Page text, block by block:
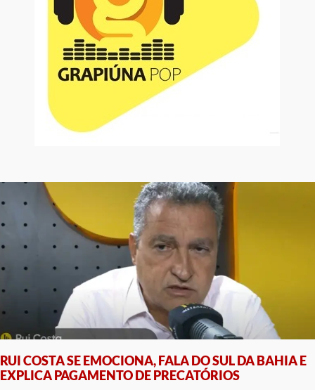
RUI COSTA SE EMOCIONA, FALA DO SUL DA BAHIA E
EXPLICA PAGAMENTO DE PRECATÓRIOS